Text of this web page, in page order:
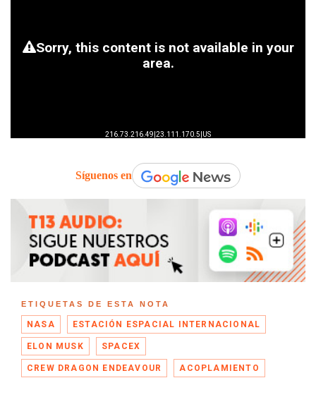
Síguenos en
ETIQUETAS DE ESTA NOTA
NASA ESTACIÓN ESPACIAL INTERNACIONAL
ELON MUSK SPACEX
CREW DRAGON ENDEAVOUR ACOPLAMIENTO